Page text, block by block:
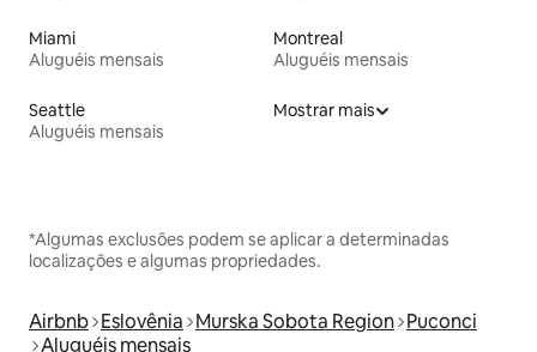
Miami
Aluguéis mensais
Montreal
Aluguéis mensais
Seattle
Aluguéis mensais
Mostrar mais
*Algumas exclusões podem se aplicar a determinadas
localizações e algumas propriedades.
Airbnb Eslovênia Murska Sobota Region Puconci
Aluguéis mensais